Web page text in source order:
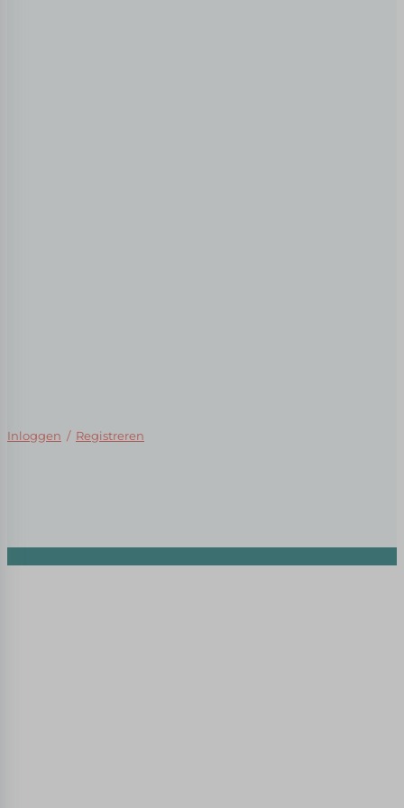
Inloggen / Registreren